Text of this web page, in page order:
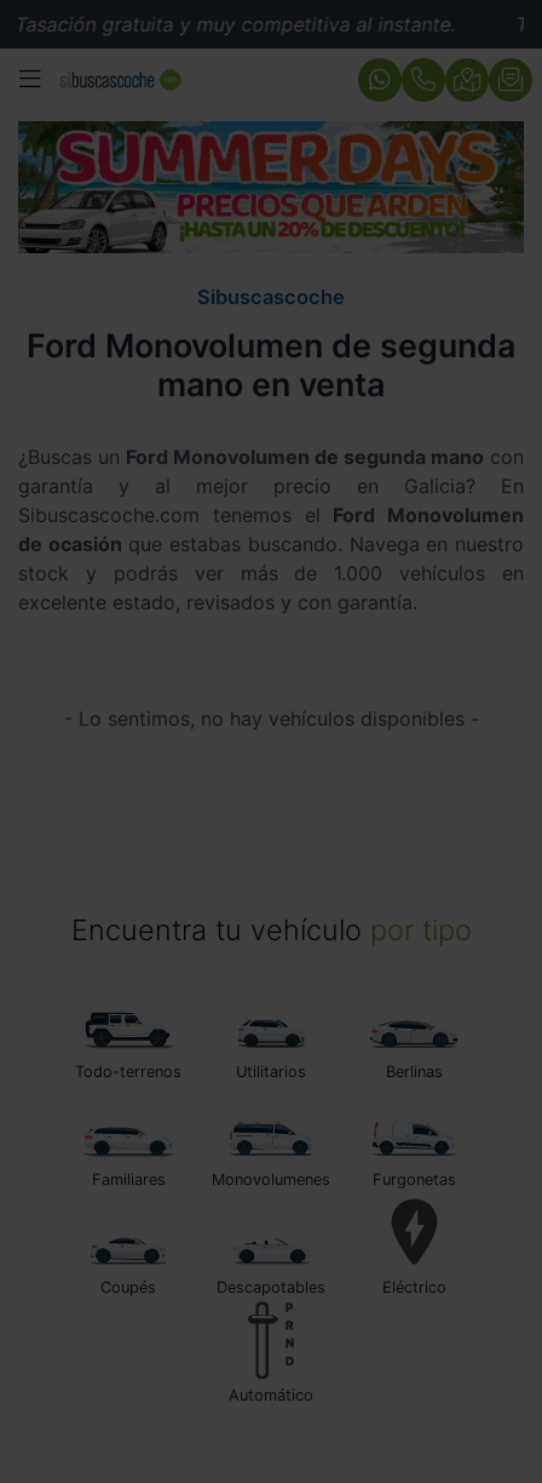
gratuita y muy competitiva al instante.
MENÚ
Sibuscascoche
Ford Monovolumen de segunda
mano en venta
¿Buscas un Ford Monovolumen de segunda mano con
garantía y al mejor precio en Galicia? En
Sibuscascoche.com tenemos el Ford Monovolumen
de ocasión que estabas buscando. Navega en nuestro
stock y podrás ver más de 1.000 vehículos en
excelente estado, revisados y con garantía.
- Lo sentimos, no hay vehículos disponibles -
Encuentra tu vehículo por tipo
Todo-terrenos Utilitarios Berlinas
Familiares Monovolumenes Furgonetas
Coupés Descapotables Eléctrico
automático